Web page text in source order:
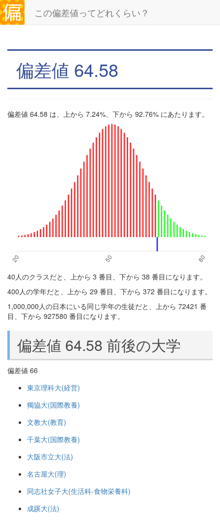
この偏差値ってどれくらい？
偏差値 64.58
偏差値 64.58 は、上から 7.24%、下から 92.76% にあたります。
40人のクラスだと、上から 3 番目、下から 38 番目になります。
400人の学年だと、上から 29 番目、下から 372 番目になります。
1,000,000人の日本にいる同じ学年の生徒だと、上から 72421 番
目、下から 927580 番目になります。
偏差値 64.58 前後の大学
偏差値 66
東京理科大(経営)
獨協大(国際教養)
文教大(教育)
千葉大(国際教養)
大阪市立大(法)
名古屋大(理)
同志社女子大(生活科-食物栄養科)
成蹊大(法)